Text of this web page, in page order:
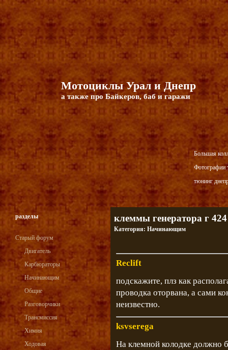
Мотоциклы Урал и Днепр
а также про Байкеров, баб и гаражи
Большая
Фотографии
тюнинг
разделы
Старый форум
Двигатель
Карбюраторы
Начинающим
Общие
Разговорчики
Трансмиссия
Химия
Ходовая
клеммы генератора г 424
Категория: Начинающим
Reclift
подскажите, плз как
проводка оторвана, а сами
неизвестно.
ksvserega
На клемной колодке должно